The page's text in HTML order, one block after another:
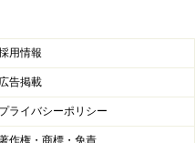
用情報
広告掲載
プライバシーポリシー
作権・商標・免責